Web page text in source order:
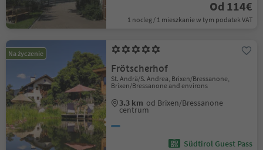
Od 114€
1 nocleg / 1 mieszkanie w tym podatek VAT
Na życzenie
Frötscherhof
St. Andrä/S. Andrea, Brixen/Bressanone,
Brixen/Bressanone and environs
3.3 km od Brixen/Bressanone
centrum
Südtirol Guest Pass